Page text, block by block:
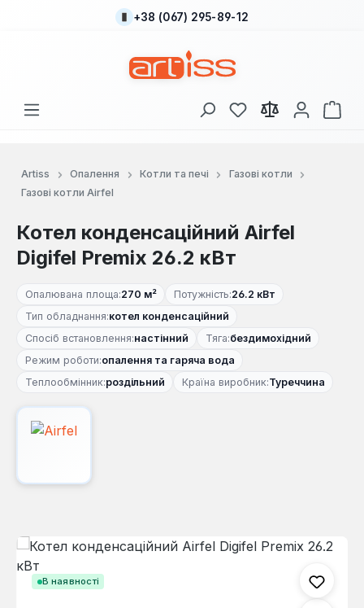
Перейти до основного вмісту
+38 (067) 295-89-12
У вас є 0 у списку
Artiss Опалення Котли та печі
Газові котли
Газові котли Airfel
Котел конденсаційний Airfel
Digifel Premix 26.2 кВт
Опалювана площа:270 м² Потужність:26.2 кВт
Тип обладнання:котел конденсаційний
Спосіб встановлення:настінний Тяга:бездимохідний
Режим роботи:опалення та гаряча вода
Теплообмінник:роздільний Країна виробник:Туреччина
В наявності
Пропустити галерею зображень